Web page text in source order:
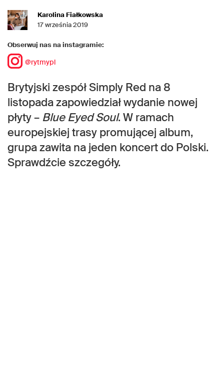
Karolina Fiałkowska
17 września 2019
Obserwuj nas na instagramie:
@rytmypl
Brytyjski zespół Simply Red na 8
listopada zapowiedział wydanie nowej
płyty – Blue Eyed Soul. W ramach
europejskiej trasy promującej album,
grupa zawita na jeden koncert do Polski.
Sprawdźcie szczegóły.